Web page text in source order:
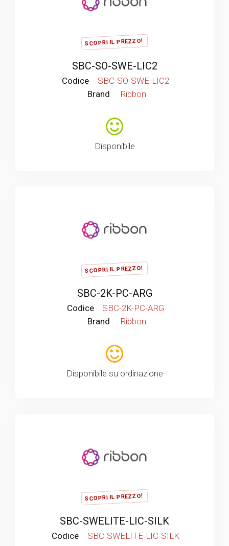
SCOPRI IL PREZZO!
SBC-SO-SWE-LIC2
Codice
SBC-SO-SWE-LIC2
Brand
Ribbon
Disponibile
SCOPRI IL PREZZO!
SBC-2K-PC-ARG
Codice
SBC-2K-PC-ARG
Brand
Ribbon
Disponibile su ordinazione
SCOPRI IL PREZZO!
SBC-SWELITE-LIC-SILK
Codice
SBC-SWELITE-LIC-SILK